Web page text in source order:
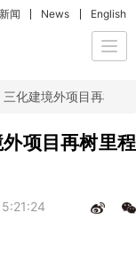
新闻 News English
三化建境外项目再树里
项目再树里程